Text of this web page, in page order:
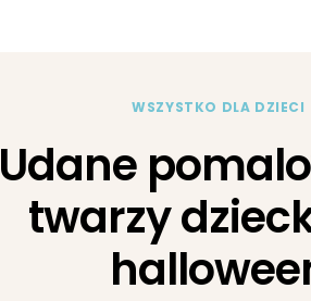
WSZYSTKO DLA DZIECI
Udane
twarzy